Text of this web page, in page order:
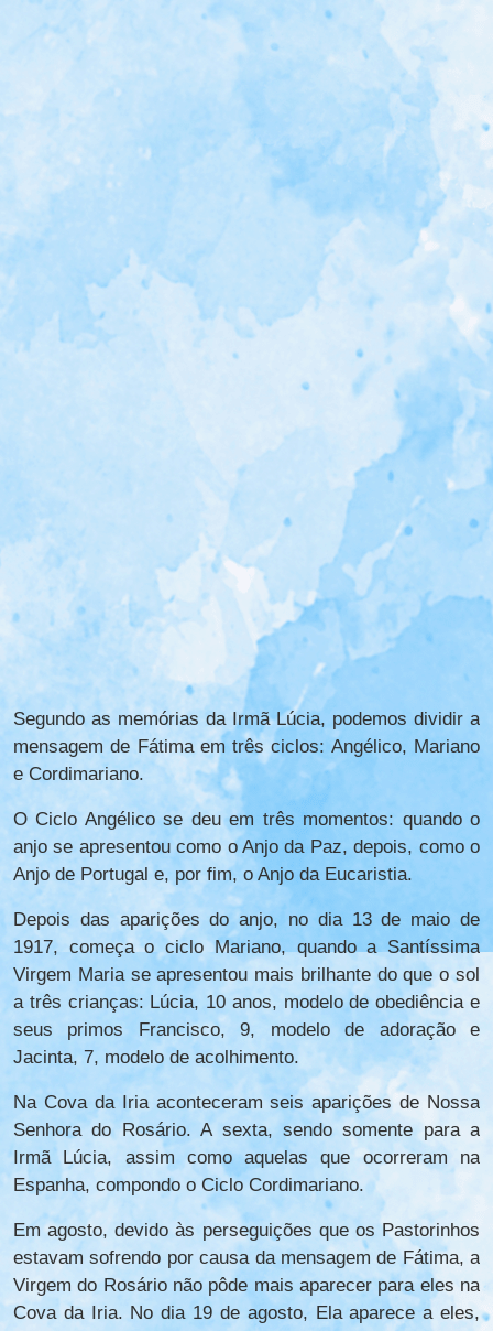
Segundo as memórias da Irmã Lúcia, podemos dividir a
mensagem de Fátima em três ciclos: Angélico, Mariano
e Cordimariano.
O Ciclo Angélico se deu em três momentos: quando o
anjo se apresentou como o Anjo da Paz, depois, como o
Anjo de Portugal e, por fim, o Anjo da Eucaristia.
Depois das aparições do anjo, no dia 13 de maio de
1917, começa o ciclo Mariano, quando a Santíssima
Virgem Maria se apresentou mais brilhante do que o sol
a três crianças: Lúcia, 10 anos, modelo de obediência e
seus primos Francisco, 9, modelo de adoração e
Jacinta, 7, modelo de acolhimento.
Na Cova da Iria aconteceram seis aparições de Nossa
Senhora do Rosário. A sexta, sendo somente para a
Irmã Lúcia, assim como aquelas que ocorreram na
Espanha, compondo o Ciclo Cordimariano.
Em agosto, devido às perseguições que os Pastorinhos
estavam sofrendo por causa da mensagem de Fátima, a
Virgem do Rosário não pôde mais aparecer para eles na
Cova da Iria. No dia 19 de agosto, Ela aparece a eles,